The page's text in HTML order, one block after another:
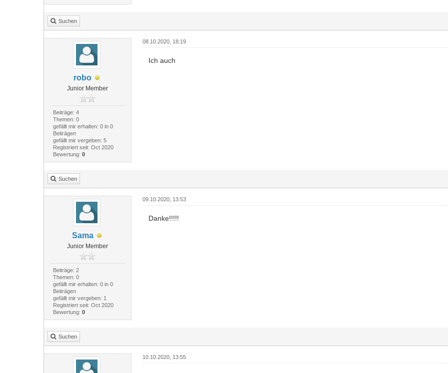
Suchen
robo
Junior Member
Beiträge: 4
Themen: 0
gefällt mir erhalten: 0 in 0
Beiträgen
gefällt mir vergeben: 5
Registriert seit: Oct 2020
Bewertung: 0
08.10.2020, 18:19
Ich auch
Suchen
Sama
Junior Member
Beiträge: 2
Themen: 0
gefällt mir erhalten: 0 in 0
Beiträgen
gefällt mir vergeben: 1
Registriert seit: Oct 2020
Bewertung: 0
09.10.2020, 13:53
Danke!!!!!
Suchen
10.10.2020, 13:55